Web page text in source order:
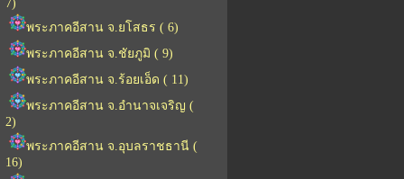
7)
พระภาคอีสาน จ.ยโสธร ( 6)
พระภาคอีสาน จ.ชัยภูมิ ( 9)
พระภาคอีสาน จ.ร้อยเอ็ด ( 11)
พระภาคอีสาน จ.อำนาจเจริญ (
2)
พระภาคอีสาน จ.อุบลราชธานี (
16)